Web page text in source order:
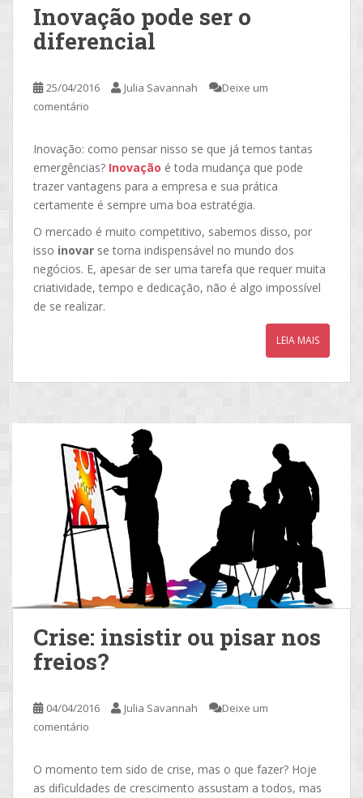
Inovação pode ser o
diferencial
25/04/2016 Julia Savannah
Deixe um
comentário
Inovação: como pensar nisso se que já temos tantas
emergências? Inovação é toda mudança que pode
trazer vantagens para a empresa e sua prática
certamente é sempre uma boa estratégia.
O mercado é muito competitivo, sabemos disso, por
isso inovar se torna indispensável no mundo dos
negócios. E, apesar de ser uma tarefa que requer muita
criatividade, tempo e dedicação, não é algo impossível
de se realizar.
LEIA MAIS
Crise: insistir ou pisar nos
freios?
04/04/2016 Julia Savannah
Deixe um
comentário
O momento tem sido de crise, mas o que fazer? Hoje
as dificuldades de crescimento assustam a todos, mas